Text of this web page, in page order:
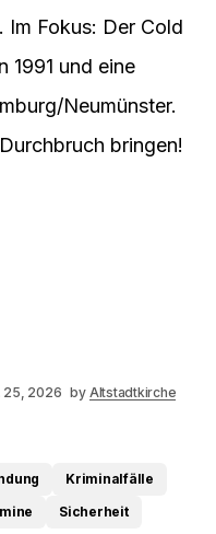
Fokus: Der Cold
1991 und eine
Neumünster.
bringen!
25, 2026 by Altstadtkirche
Kriminalfälle
Sicherheit